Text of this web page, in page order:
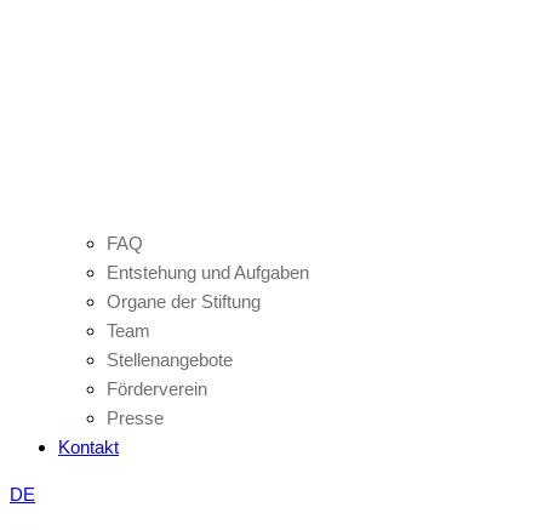
FAQ
Entstehung und Aufgaben
Organe der Stiftung
Team
Stellenangebote
Förderverein
Presse
Kontakt
DE